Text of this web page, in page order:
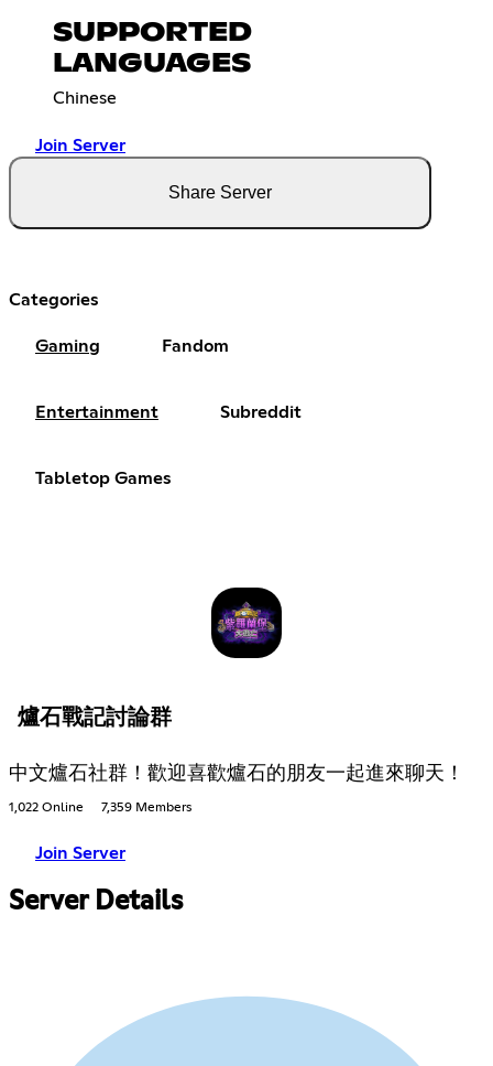
SUPPORTED
LANGUAGES
Chinese
Join Server
Share Server
Categories
Gaming Fandom
Entertainment Subreddit
Tabletop Games
爐石戰記討論群
中文爐石社群！歡迎喜歡爐石的朋友一起進來聊天！
1,022 Online 7,359 Members
Join Server
Server Details